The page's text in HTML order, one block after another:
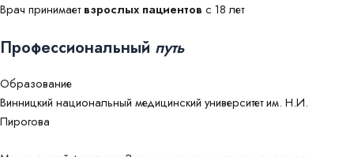
Врач принимаетвзрослых пациентов с 18 лет
Профессиональный путь
Образование
Винницкий национальный медицинский университет им. Н.И.
Пирогова